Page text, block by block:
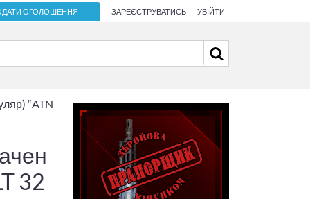
ОГОЛОШЕННЯ ЗАРЕЄСТРУВАТИСЬ УВІЙТИ
“ATN
32